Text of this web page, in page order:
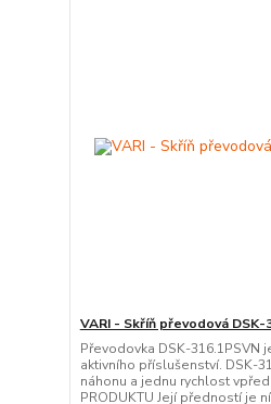
VARI - Skříň převodová DSK-
Převodovka DSK-316.1PSVN
aktivního příslušenství. DSK-
náhonu a jednu rychlost
PRODUKTU Její předností je